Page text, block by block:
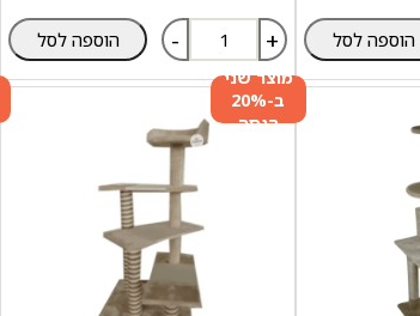
הוספה לסל - + הוספה לסל
מוצר שני
ב-20%
הנחה